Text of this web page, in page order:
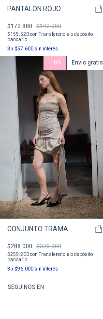
PANTALÓN ROJO
$172.800 $192.000
$155.520con Transferencia o depósito
bancario
3 x$57.600 sin interés
-10% Envío gratis
CONJUNTO TRAMA
$288.000 $320.000
$259.200con Transferencia o depósito
bancario
3 x$96.000 sin interés
SEGUINOS EN